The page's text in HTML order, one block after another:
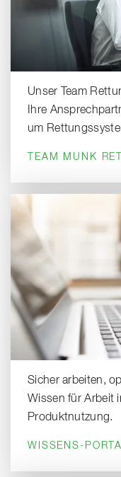
Unser Team
Ihre
um
TEAM MUNK
Sicher arbeiten,
Wissen für Arbeit
Produktnutzung.
WISSENS-